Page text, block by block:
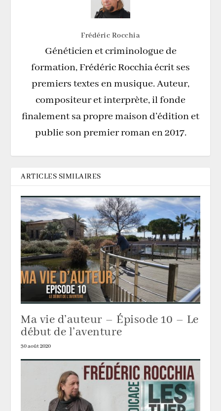
Frédéric Rocchia
Généticien et criminologue de
formation, Frédéric Rocchia écrit ses
premiers textes en musique. Auteur,
compositeur et interprète, il fonde
finalement sa propre maison d’édition et
publie son premier roman en 2017.
ARTICLES SIMILAIRES
Ma vie d’auteur – Épisode 10 – Le
début de l’aventure
30 août 2020